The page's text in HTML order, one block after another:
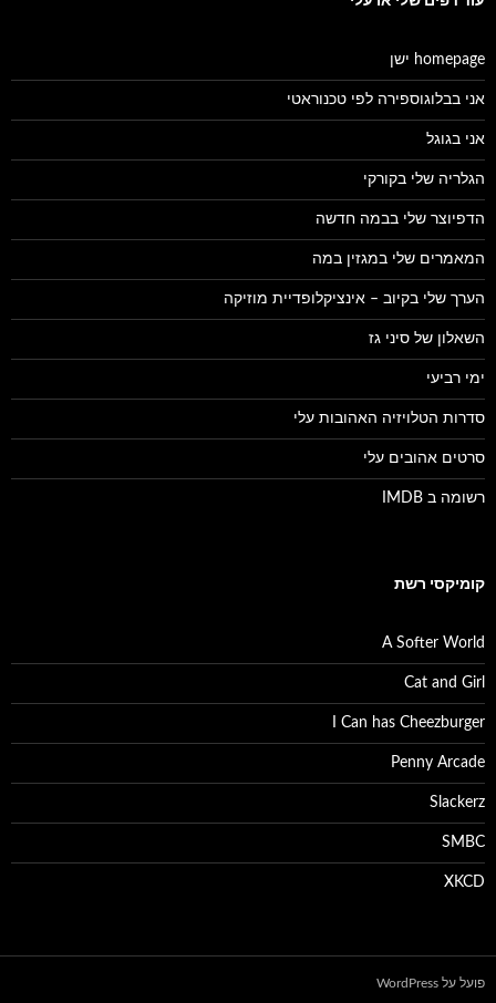
homepage ישן
אני בבלוגוספירה לפי טכנוראטי
אני בגוגל
הגלריה שלי בקורקי
הדפיוצר שלי בבמה חדשה
המאמרים שלי במגזין במה
הערך שלי בקיוב – אינציקלופדיית מוזיקה
השאלון של סיני גז
ימי רביעי
סדרות הטלויזיה האהובות עלי
סרטים אהובים עלי
רשומה ב IMDB
קומיקסי רשת
A Softer World
Cat and Girl
I Can has Cheezburger
Penny Arcade
Slackerz
SMBC
XKCD
פועל על WordPress